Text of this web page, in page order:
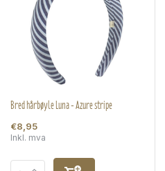
Bred hårbøyle Luna - Azure stripe
€8,95
Inkl. mva